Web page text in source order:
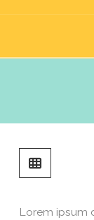
Lorem ipsum